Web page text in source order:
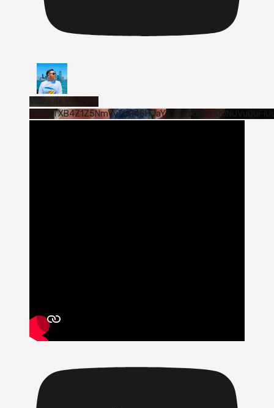
Vídeo de YouTube